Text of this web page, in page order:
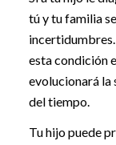
tú y tu familia
esta condición
evolucionará la
del tiempo.
Tu hijo puede